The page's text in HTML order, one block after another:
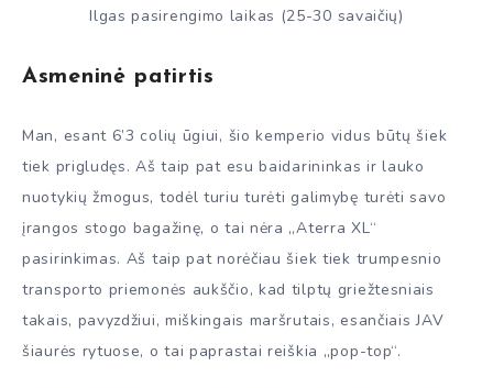
Ilgas pasirengimo laikas (25-30 savaičių)
Asmeninė patirtis
Man, esant 6’3 colių ūgiui, šio kemperio vidus būtų šiek
tiek prigludęs. Aš taip pat esu baidarininkas ir lauko
nuotykių žmogus, todėl turiu turėti galimybę turėti savo
įrangos stogo bagažinę, o tai nėra „Aterra XL“
pasirinkimas. Aš taip pat norėčiau šiek tiek trumpesnio
transporto priemonės aukščio, kad tilptų griežtesniais
takais, pavyzdžiui, miškingais maršrutais, esančiais JAV
šiaurės rytuose, o tai paprastai reiškia „pop-top“.